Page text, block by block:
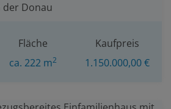
der Donau
Fläche
ca. 222 m2
Kaufpreis
1.150.000,00 €